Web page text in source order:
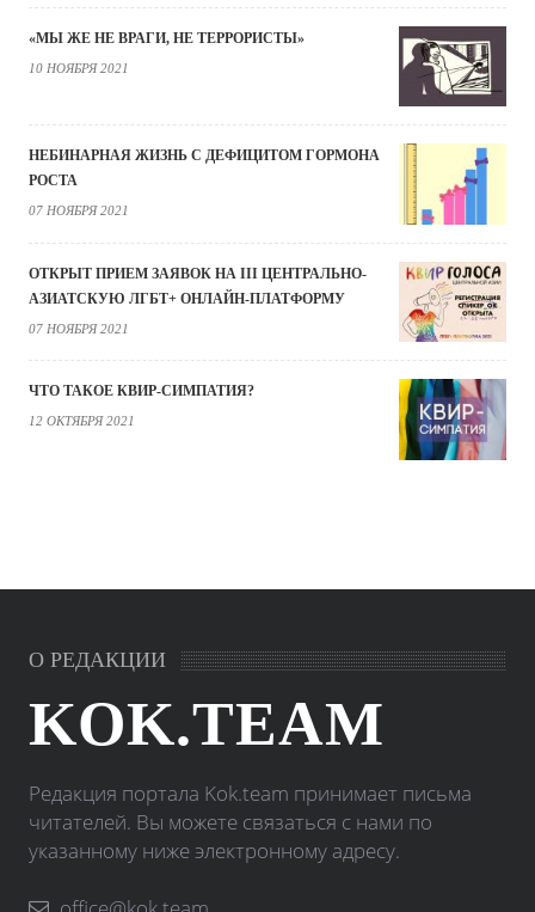
«МЫ ЖЕ НЕ ВРАГИ, НЕ ТЕРРОРИСТЫ»
10 НОЯБРЯ 2021
НЕБИНАРНАЯ ЖИЗНЬ С ДЕФИЦИТОМ ГОРМОНА
РОСТА
07 НОЯБРЯ 2021
ОТКРЫТ ПРИЕМ ЗАЯВОК НА III ЦЕНТРАЛЬНО-
АЗИАТСКУЮ ЛГБТ+ ОНЛАЙН-ПЛАТФОРМУ
07 НОЯБРЯ 2021
ЧТО ТАКОЕ КВИР-СИМПАТИЯ?
12 ОКТЯБРЯ 2021
О РЕДАКЦИИ
KOK.TEAM
Редакция портала Kok.team принимает письма
читателей. Вы можете связаться с нами по
указанному ниже электронному адресу.